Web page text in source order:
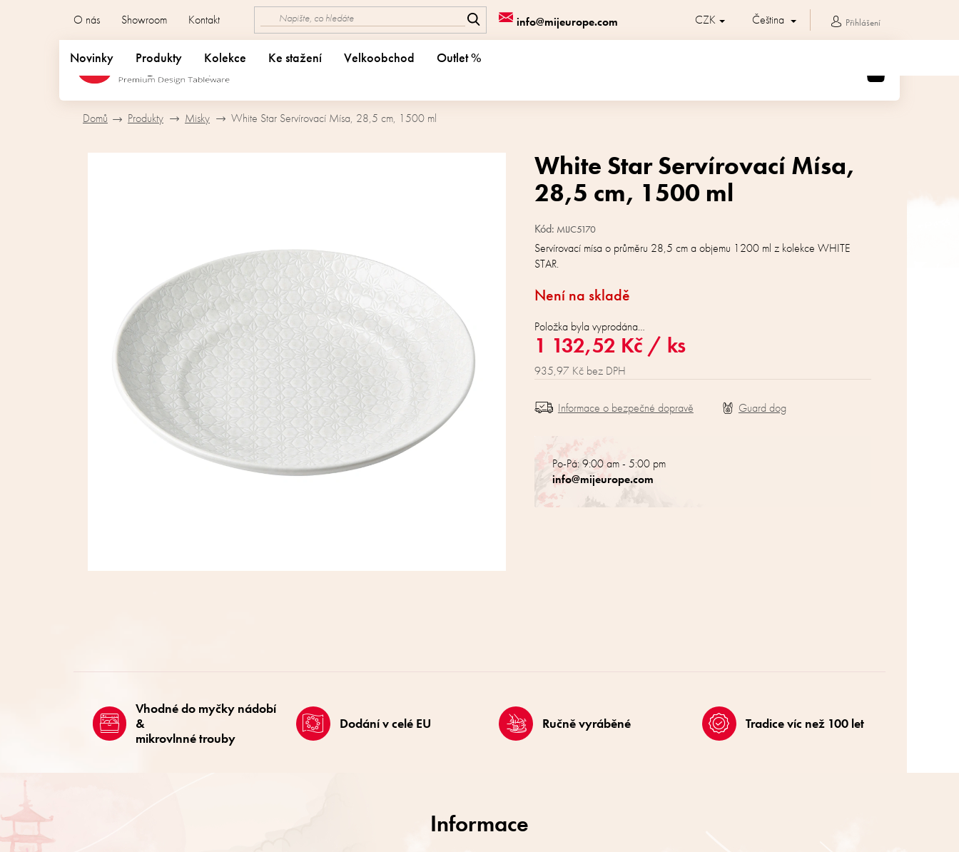
info@mijeurope.com
O nás Showroom Kontakt CZK Čeština Přihlášení
NÁKUPNÍ
KOŠÍK
Novinky Produkty Kolekce Ke stažení Velkoobchod Outlet %
Domů Produkty Misky White Star Servírovací Mísa, 28,5 cm, 1500 ml
1 132,52 Kč / ks
935,97 Kč bez DPH
Není na skladě
Položka byla vyprodána…
Servírovací mísa o průměru 28,5 cm a objemu 1200 ml z kolekce WHITE
STAR.
Po-Pá: 9:00 am - 5:00 pm
info@mijeurope.com
Informace o bezpečné dopravě
White Star Servírovací Mísa,
28,5 cm, 1500 ml
Kód: MIJC5170
Vhodné do myčky nádobí
&
mikrovlnné trouby
Dodání v celé EU Ručně vyráběné Tradice víc než 100 let